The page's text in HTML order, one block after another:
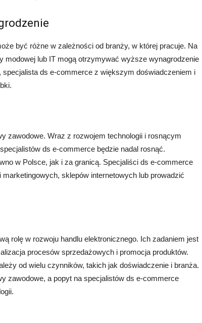
być różne w zależności od branży, w której pracuje. Na
modowej lub IT mogą otrzymywać wyższe wynagrodzenie
ds e-commerce z większym doświadczeniem i
zawodowe. Wraz z rozwojem technologii i rosnącym
ds e-commerce będzie nadal rosnąć.
w Polsce, jak i za granicą. Specjaliści ds e-commerce
sklepów internetowych lub prowadzić
rolę w rozwoju handlu elektronicznego. Ich zadaniem jest
procesów sprzedażowych i promocja produktów.
od wielu czynników, takich jak doświadczenie i branża.
zawodowe, a popyt na specjalistów ds e-commerce